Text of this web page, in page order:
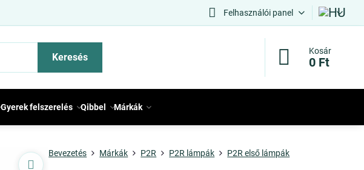
Felhasználói panel
Keresés
Kosár
0 Ft
Gyerek felszerelés Qibbel Márkák
Bevezetés Márkák P2R P2R lámpák P2R első lámpák